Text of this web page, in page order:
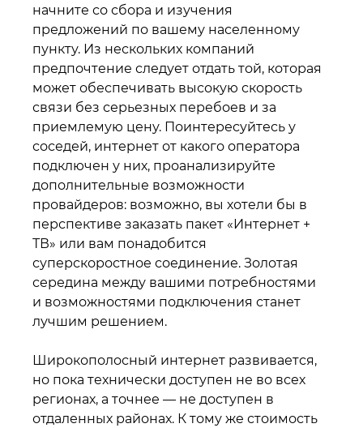
начните со сбора и изучения
предложений по вашему населенному
пункту. Из нескольких компаний
предпочтение следует отдать той, которая
может обеспечивать высокую скорость
связи без серьезных перебоев и за
приемлемую цену. Поинтересуйтесь у
соседей, интернет от какого оператора
подключен у них, проанализируйте
дополнительные возможности
провайдеров: возможно, вы хотели бы в
перспективе заказать пакет «Интернет +
ТВ» или вам понадобится
суперскоростное соединение. Золотая
середина между вашими потребностями
и возможностями подключения станет
лучшим решением.
Широкополосный интернет развивается,
но пока технически доступен не во всех
регионах, а точнее — не доступен в
отдаленных районах. К тому же стоимость